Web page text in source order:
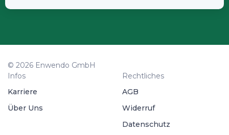
© 2026 Enwendo GmbH
Infos
Karriere
Über Uns
Rechtliches
AGB
Widerruf
Datenschutz